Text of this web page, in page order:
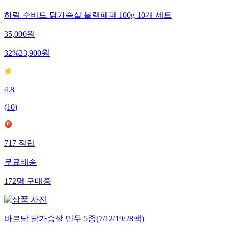
하림 수비드 닭가슴살 블랙페퍼 100g 10개 세트
35,000원
32%23,900원
4.8
(10)
717적립
무료배송
172명구매중
바르닭 닭가슴살 만두 5종(7/12/19/28팩)